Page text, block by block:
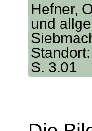
Hefner,
und
S. 3.01